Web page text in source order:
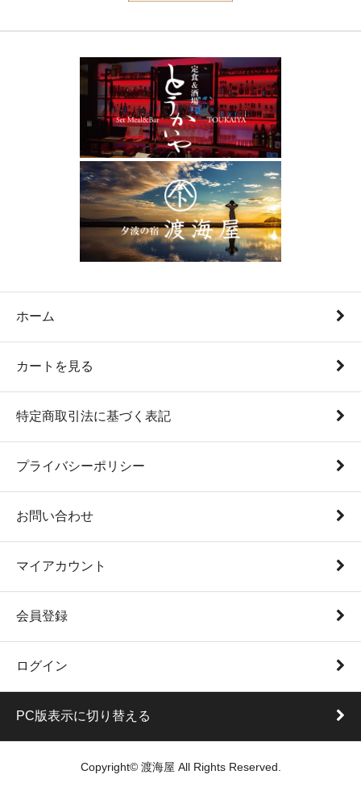
ホーム
カートを見る
特定商取引法に基づく表記
プライバシーポリシー
お問い合わせ
マイアカウント
会員登録
ログイン
PC版表示に切り替える
Copyright© 渡海屋 All Rights Reserved.